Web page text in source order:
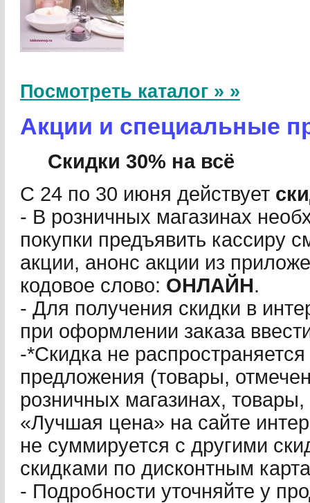
Посмотреть каталог » »
Акции и специальные
Скидки 30% на всё
С 24 по 30 июня действует
- В розничных магазинах
покупки предъявить кассиру
акции, анонс акции из
кодовое слово: ОНЛАЙН.
- Для получения скидки в
при оформлении заказа
-*Скидка не
предложения (товары,
розничных магазинах,
«Лучшая цена» на сайте
не суммируется с другими
скидками по дисконтным
- Подробности уточняйте у